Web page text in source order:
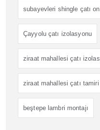
subayevleri shingle çatı
Çayyolu çatı izolasyonu
ziraat mahallesi çatı
ziraat mahallesi çatı tamiri
beştepe lambri montajı